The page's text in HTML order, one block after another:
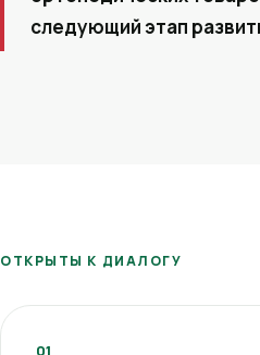
следующий этап
ОТКРЫТЫ К ДИАЛОГУ
01